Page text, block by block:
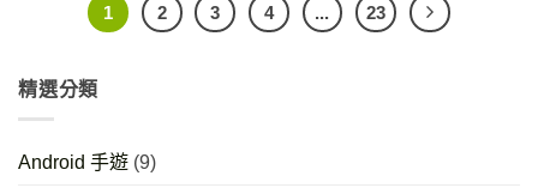
1 2 3 4 ... 23
精選分類
Android 手遊 (9)